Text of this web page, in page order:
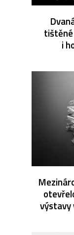
i
výstavy